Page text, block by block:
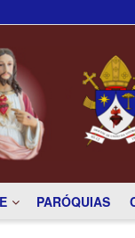
PARÓQUIAS